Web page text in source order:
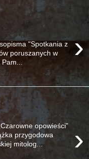
›
"Spotkania z
poruszanych w
›
opowieści”
przygodowa
mitolog...